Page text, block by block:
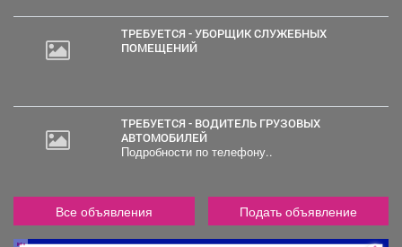
ТРЕБУЕТСЯ - УБОРЩИК СЛУЖЕБНЫХ
ПОМЕЩЕНИЙ
ТРЕБУЕТСЯ - ВОДИТЕЛЬ ГРУЗОВЫХ
АВТОМОБИЛЕЙ
Подробности по телефону..
Все объявления Подать объявление